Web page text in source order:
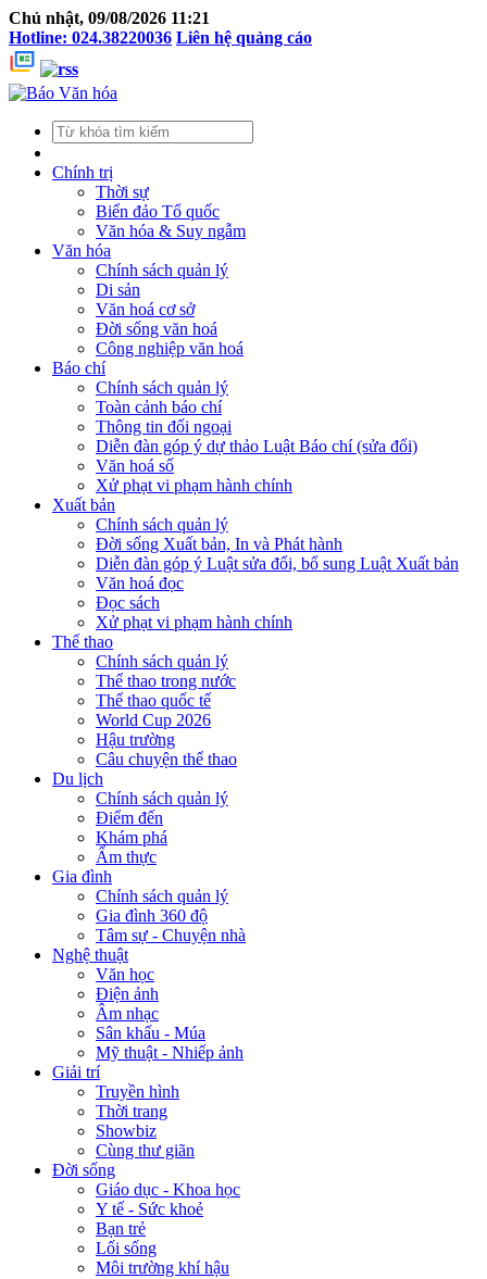
Chủ nhật, 09/08/2026 11:21
Hotline: 024.38220036 Liên hệ quảng cáo
Chính trị
Thời sự
Biển đảo Tổ quốc
Văn hóa & Suy ngẫm
Văn hóa
Chính sách quản lý
Di sản
Văn hoá cơ sở
Đời sống văn hoá
Công nghiệp văn hoá
Báo chí
Chính sách quản lý
Toàn cảnh báo chí
Thông tin đối ngoại
Diễn đàn góp ý dự thảo Luật Báo chí (sửa đổi)
Văn hoá số
Xử phạt vi phạm hành chính
Xuất bản
Chính sách quản lý
Đời sống Xuất bản, In và Phát hành
Diễn đàn góp ý Luật sửa đổi, bổ sung Luật Xuất bản
Văn hoá đọc
Đọc sách
Xử phạt vi phạm hành chính
Thể thao
Chính sách quản lý
Thể thao trong nước
Thể thao quốc tế
World Cup 2026
Hậu trường
Câu chuyện thể thao
Du lịch
Chính sách quản lý
Điểm đến
Khám phá
Ẩm thực
Gia đình
Chính sách quản lý
Gia đình 360 độ
Tâm sự - Chuyện nhà
Nghệ thuật
Văn học
Điện ảnh
Âm nhạc
Sân khấu - Múa
Mỹ thuật - Nhiếp ảnh
Giải trí
Truyền hình
Thời trang
Showbiz
Cùng thư giãn
Đời sống
Giáo dục - Khoa học
Y tế - Sức khoẻ
Bạn trẻ
Lối sống
Môi trường khí hậu